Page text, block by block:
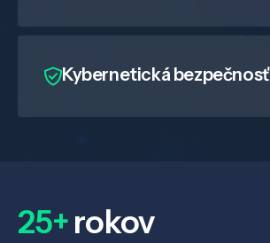
Kybernetická bezpečnosť
25+rokov